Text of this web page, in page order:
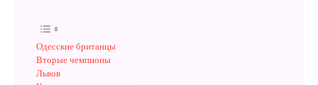
Одесские британцы
Вторые чемпионы
Львов